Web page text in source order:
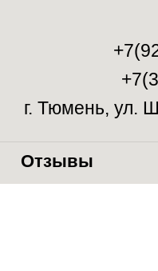
Отзывы
г. Тюмень, ул.